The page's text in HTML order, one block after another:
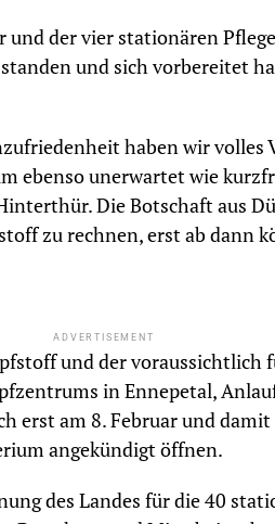
und der vier stationären
und sich vorbereitet
haben wir volles
ebenso unerwartet wie
Die Botschaft aus
zu rechnen, erst ab dann
ADVERTISEMENT
und der voraussichtlich
in Ennepetal,
erst am 8. Februar und damit
angekündigt öffnen.
des Landes für die 40